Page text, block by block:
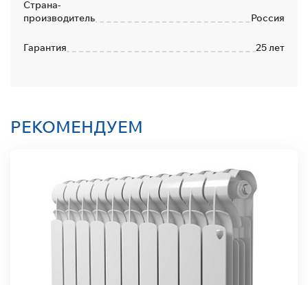
Страна-
производитель
Россия
Гарантия 25 лет
РЕКОМЕНДУЕМ